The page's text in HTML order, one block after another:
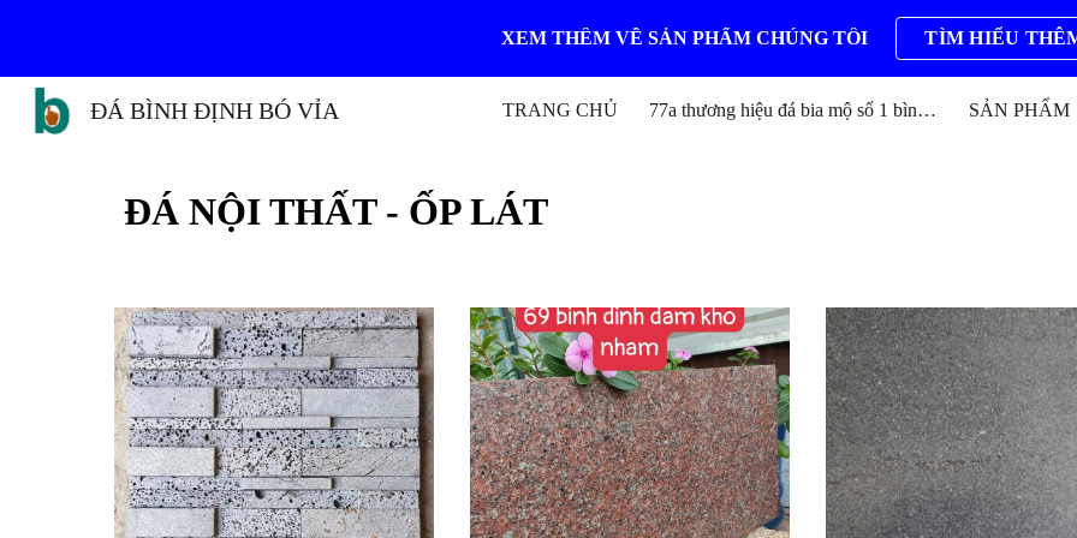
Skip to main content Skip to
XEM THÊM VỀ SẢN PHẨM CHÚNG TÔI TÌM HIỂU
ĐÁ BÌNH ĐỊNH BÓ VỈA TRANG CHỦ 77a thương hiệu đá bia mộ số 1 bình định SẢN PHẨM
ĐÁ NỘI THẤT - ỐP LÁT